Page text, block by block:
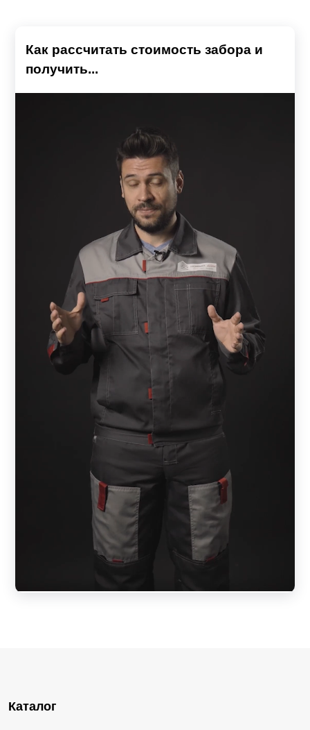
Как рассчитать стоимость забора и
получить...
Каталог